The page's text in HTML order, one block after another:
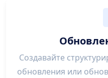
Создавайте
обновления или